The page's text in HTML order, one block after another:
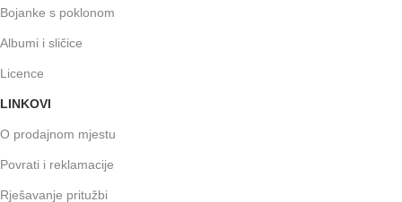
Bojanke s poklonom
Albumi i sličice
Licence
LINKOVI
O prodajnom mjestu
Povrati i reklamacije
Rješavanje pritužbi